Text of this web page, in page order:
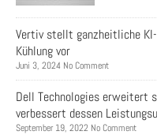
Vertiv stellt ganzheitliche
Kühlung vor
Juni 3, 2024 No Comment
Dell Technologies erweitert
verbessert dessen
September 19, 2022 No Comment